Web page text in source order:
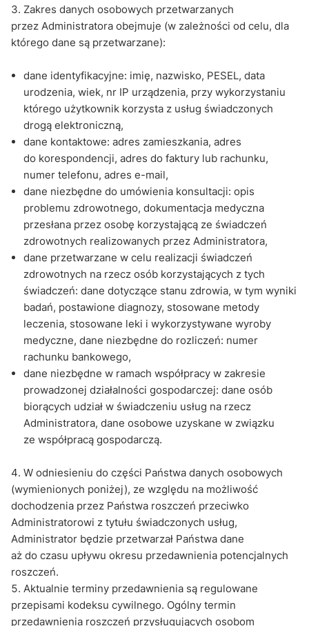
Zakres danych osobowych przetwarzanych
przez Administratora obejmuje (w zależności od celu, dla
którego dane są przetwarzane):
dane identyfikacyjne: imię, nazwisko, PESEL, data
urodzenia, wiek, nr IP urządzenia, przy wykorzystaniu
którego użytkownik korzysta z usług świadczonych
drogą elektroniczną,
dane kontaktowe: adres zamieszkania, adres
do korespondencji, adres do faktury lub rachunku,
numer telefonu, adres e-mail,
dane niezbędne do umówienia konsultacji: opis
problemu zdrowotnego, dokumentacja medyczna
przesłana przez osobę korzystającą ze świadczeń
zdrowotnych realizowanych przez Administratora,
dane przetwarzane w celu realizacji świadczeń
zdrowotnych na rzecz osób korzystających z tych
świadczeń: dane dotyczące stanu zdrowia, w tym wyniki
badań, postawione diagnozy, stosowane metody
leczenia, stosowane leki i wykorzystywane wyroby
medyczne, dane niezbędne do rozliczeń: numer
rachunku bankowego,
dane niezbędne w ramach współpracy w zakresie
prowadzonej działalności gospodarczej: dane osób
biorących udział w świadczeniu usług na rzecz
Administratora, dane osobowe uzyskane w związku
ze współpracą gospodarczą.
W odniesieniu do części Państwa danych osobowych
(wymienionych poniżej), ze względu na możliwość
dochodzenia przez Państwa roszczeń przeciwko
Administratorowi z tytułu świadczonych usług,
Administrator będzie przetwarzał Państwa dane
aż do czasu upływu okresu przedawnienia potencjalnych
roszczeń.
Aktualnie terminy przedawnienia są regulowane
przepisami kodeksu cywilnego. Ogólny termin
przedawnienia roszczeń przysługujących osobom